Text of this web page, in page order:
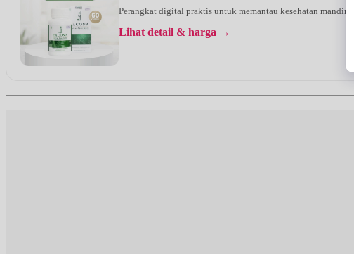
Perangkat digital praktis untuk memantau kesehatan
Lihat detail & harga →